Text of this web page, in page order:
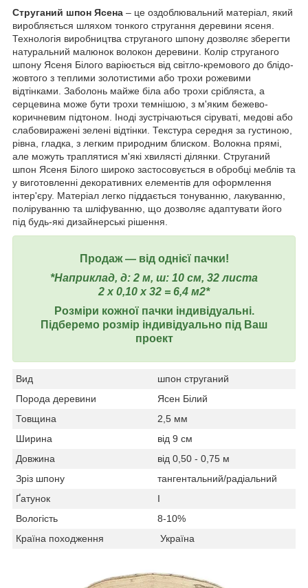
Струганий шпон Ясена – це оздоблювальний матеріал, який
виробляється шляхом тонкого стругання деревини ясеня.
Технологія виробництва струганого шпону дозволяє зберегти
натуральний малюнок волокон деревини. Колір струганого
шпону Ясеня Білого варіюється від світло-кремового до блідо-
жовтого з теплими золотистими або трохи рожевими
відтінками. Заболонь майже біла або трохи срібляста, а
серцевина може бути трохи темнішою, з м'яким бежево-
коричневим підтоном. Іноді зустрічаються сіруваті, медові або
слабовиражені зелені відтінки. Текстура середня за густиною,
рівна, гладка, з легким природним блиском. Волокна прямі,
але можуть траплятися м'які хвилясті ділянки. Струганий
шпон Ясеня Білого широко застосовується в обробці меблів та
у виготовленні декоративних елементів для оформлення
інтер'єру. Матеріал легко піддається тонуванню, лакуванню,
поліруванню та шліфуванню, що дозволяє адаптувати його
під будь-які дизайнерські рішення.
Продаж ― від однієї пачки!
*Наприклад, д: 2 м, ш: 10 см, 32 листа
2 х 0,10 х 32 = 6,4 м2*
Розміри кожної пачки індивідуальні.
Підберемо розмір індивідуально під Ваш
проект
Вид
шпон струганий
Порода деревини
Ясен Білий
Товщина
2,5 мм
Ширина
від 9 см
Довжина
від 0,50 - 0,75 м
Зріз шпону
тангентальний/радіальний
Ґатунок
I
Вологість
8-10%
Країна походження
Україна